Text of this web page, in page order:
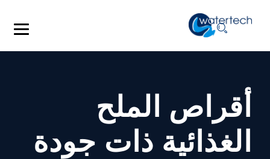
أقراص الملح
الغذائية ذات جودة